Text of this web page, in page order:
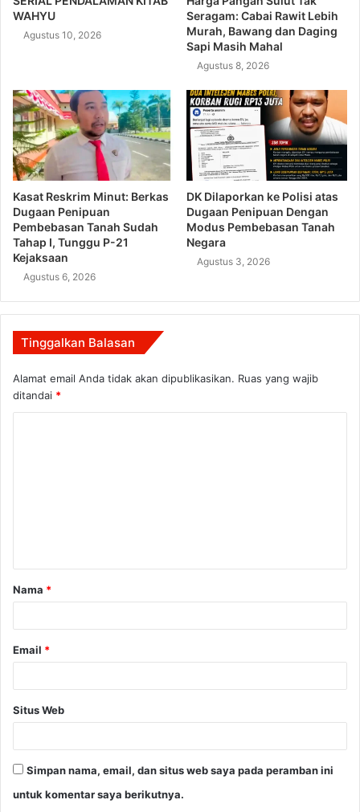
WAHYU
Agustus 10, 2026
Seragam: Cabai Rawit Lebih
Murah, Bawang dan Daging
Sapi Masih Mahal
Agustus 8, 2026
Kasat Reskrim Minut: Berkas
Dugaan Penipuan
Pembebasan Tanah Sudah
Tahap I, Tunggu P-21
Kejaksaan
Agustus 6, 2026
DK Dilaporkan ke Polisi atas
Dugaan Penipuan Dengan
Modus Pembebasan Tanah
Negara
Agustus 3, 2026
Tinggalkan Balasan
Alamat email Anda tidak akan dipublikasikan. Ruas yang wajib
ditandai *
a
r
Nama *
Email *
Situs Web
Simpan nama, email, dan situs web saya pada peramban ini
untuk komentar saya berikutnya.